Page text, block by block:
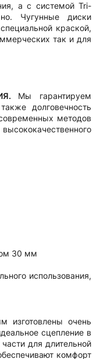
а с системой Tri-
Чугунные диски
краской,
так и для
Мы гарантируем
долговечность
методов
30 мм
использования,
изготовлены очень
сцепление в
для длительной
комфорт